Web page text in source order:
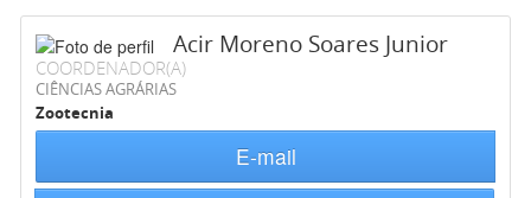
Acir Moreno Soares Junior
COORDENADOR(A)
CIÊNCIAS AGRÁRIAS
Zootecnia
E-mail